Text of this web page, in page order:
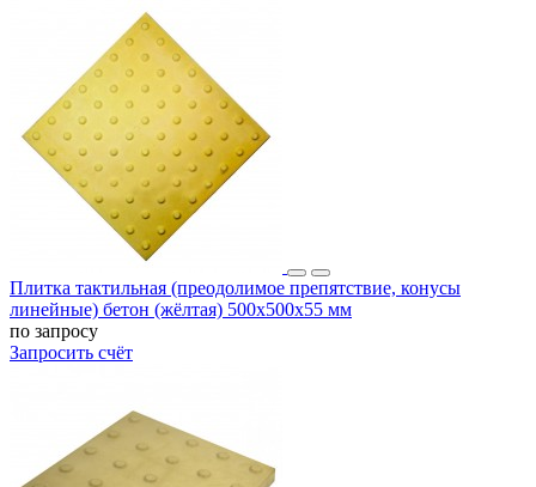
Плитка тактильная (преодолимое препятствие, конусы
линейные) бетон (жёлтая) 500х500х55 мм
по запросу
Запросить счёт